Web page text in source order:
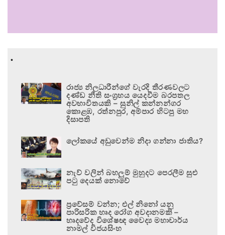
.
රාජ්‍ය නිලධාරීන්ගේ වැරදි තීරණවලට
දණ්ඩ නීති සංග්‍රහය යෙදවීම බරපතල
අවභාවිතයකි – සුනිල් කන්නන්ගර
කොළඹ, රත්නපුර, අම්පාර හිටපු මහ
දිසාපති
ලෝකයේ අඩුවෙන්ම නිදා ගන්නා ජාතිය?
නැව් වලින් බහලුම් මුහුදට පෙරලීම සුළු
පටු දෙයක් නොවේ
ප්‍රවේසම් වන්න; එල් නිනෝ යනු
පාරිසරික හෘද රෝග අවදානමකි –
හෘදවේද විශේෂඥ වෛද්‍ය මහාචාර්ය
නාමල් විජයසිංහ